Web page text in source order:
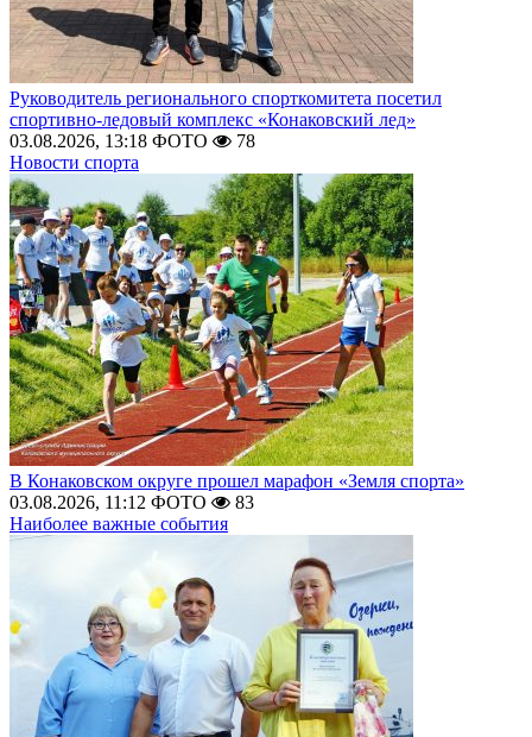
Руководитель регионального спорткомитета посетил
спортивно-ледовый комплекс «Конаковский лед»
03.08.2026, 13:18 ФОТО
78
Новости спорта
В Конаковском округе прошел марафон «Земля спорта»
03.08.2026, 11:12 ФОТО
83
Наиболее важные события